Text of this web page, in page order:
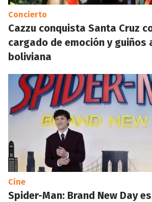
Concierto
Cazzu conquista Santa Cruz
cargado de emoción y guiños
boliviana
Cine
Spider-Man: Brand New Day